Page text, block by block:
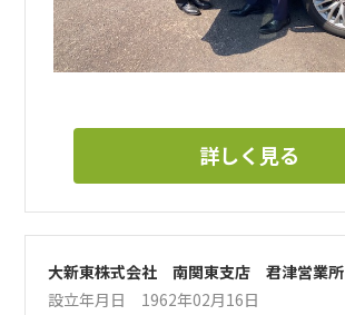
詳しく見る
大新東株式会社 南関東支店 君津営業所
設立年月日 1962年02月16日